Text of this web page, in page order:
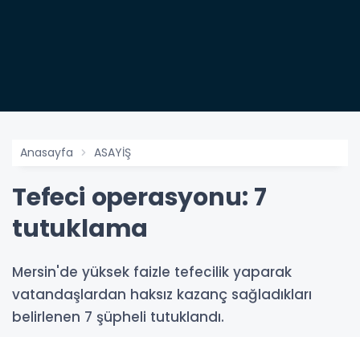
Anasayfa ASAYİŞ
Tefeci operasyonu: 7
tutuklama
Mersin'de yüksek faizle tefecilik yaparak
vatandaşlardan haksız kazanç sağladıkları
belirlenen 7 şüpheli tutuklandı.